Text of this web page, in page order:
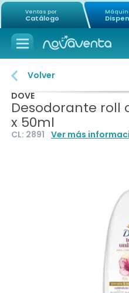
Ventas por
Catálogo
Volver
DOVE
Desodorante roll
x 50ml
CL: 2891 Ver más